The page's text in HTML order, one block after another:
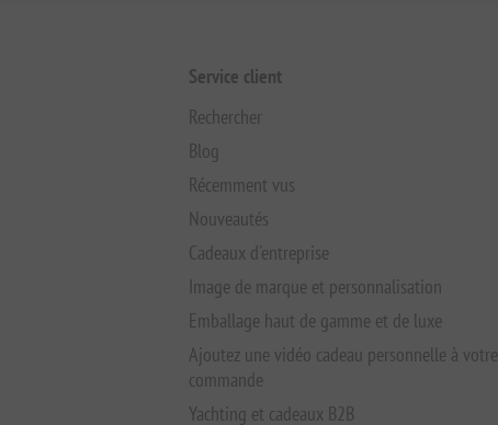
Service client
Rechercher
Blog
Récemment vus
Nouveautés
Cadeaux d'entreprise
Image de marque et personnalisation
Emballage haut de gamme et de luxe
Ajoutez une vidéo cadeau personnelle à votre
commande
Yachting et cadeaux B2B